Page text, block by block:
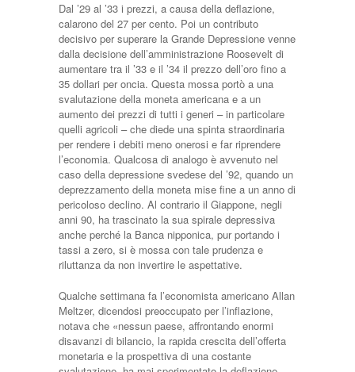
Dal ’29 al ’33 i prezzi, a causa della deflazione,
calarono del 27 per cento. Poi un contributo
decisivo per superare la Grande Depressione venne
dalla decisione dell’amministrazione Roosevelt di
aumentare tra il ’33 e il ’34 il prezzo dell’oro fino a
35 dollari per oncia. Questa mossa portò a una
svalutazione della moneta americana e a un
aumento dei prezzi di tutti i generi – in particolare
quelli agricoli – che diede una spinta straordinaria
per rendere i debiti meno onerosi e far riprendere
l’economia. Qualcosa di analogo è avvenuto nel
caso della depressione svedese del ’92, quando un
deprezzamento della moneta mise fine a un anno di
pericoloso declino. Al contrario il Giappone, negli
anni 90, ha trascinato la sua spirale depressiva
anche perché la Banca nipponica, pur portando i
tassi a zero, si è mossa con tale prudenza e
riluttanza da non invertire le aspettative.
Qualche settimana fa l’economista americano Allan
Meltzer, dicendosi preoccupato per l’inflazione,
notava che «nessun paese, affrontando enormi
disavanzi di bilancio, la rapida crescita dell’offerta
monetaria e la prospettiva di una costante